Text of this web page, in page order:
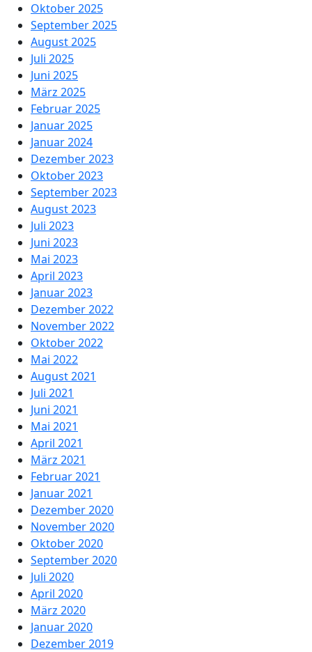
Oktober 2025
September 2025
August 2025
Juli 2025
Juni 2025
März 2025
Februar 2025
Januar 2025
Januar 2024
Dezember 2023
Oktober 2023
September 2023
August 2023
Juli 2023
Juni 2023
Mai 2023
April 2023
Januar 2023
Dezember 2022
November 2022
Oktober 2022
Mai 2022
August 2021
Juli 2021
Juni 2021
Mai 2021
April 2021
März 2021
Februar 2021
Januar 2021
Dezember 2020
November 2020
Oktober 2020
September 2020
Juli 2020
April 2020
März 2020
Januar 2020
Dezember 2019